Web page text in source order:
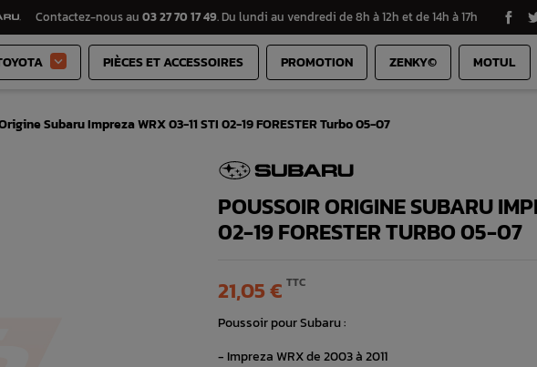
Contactez-nous au 03 27 70 17 49. Du lundi au vendredi de 8h à 12h et de 14h à 17h
 PIÈCES ET ACCESSOIRES PROMOTION ZENKY© MOTUL
Subaru Impreza WRX 03-11 STI 02-19 FORESTER Turbo 05-07
POUSSOIR ORIGINE SUBARU
02-19 FORESTER TURBO 05-07
21,05 € TTC
Poussoir pour Subaru :
- Impreza WRX de 2003 à 2011